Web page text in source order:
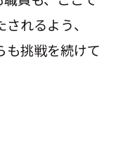
れるよう、
も挑戦を続けて